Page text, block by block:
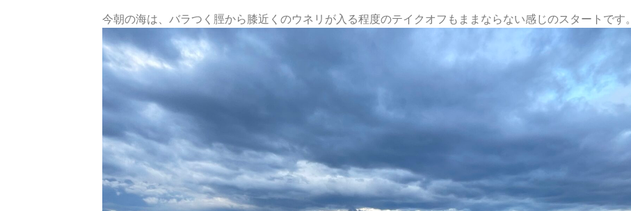
今朝の海は、バラつく脛から膝近くのウネリが入る程度のテイクオフもままならない感じのスタートです。